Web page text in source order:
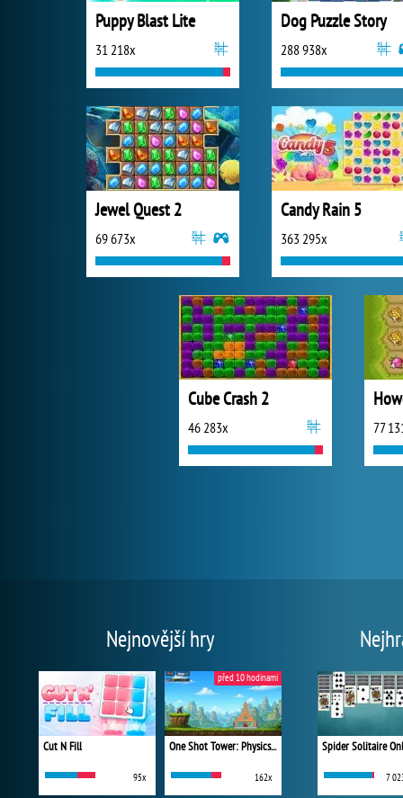
Puppy Blast Lite
31 218x
Dog Puzzle Story
288 938x
Jewel Quest 2
69 673x
Candy Rain 5
363 295x
Cube Crash 2
46 283x 77
Nejnovější hry
Cut N Fill
95x
One Shot Tower: Physics Destroyer
162x
před 10 hodinami
Spider Solitaire
7